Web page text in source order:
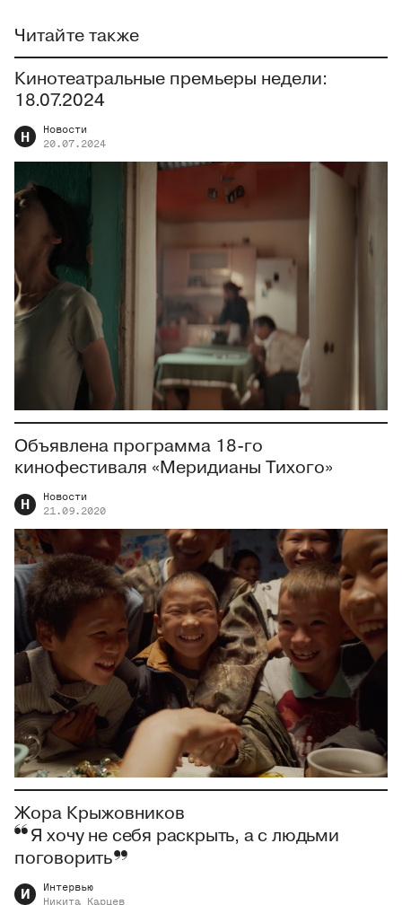
Читайте также
Кинотеатральные премьеры недели:
18.07.2024
Н
Новости
20.07.2024
Объявлена программа 18-го
кинофестиваля «Меридианы Тихого»
Н
Новости
21.09.2020
Жора Крыжовников
Я хочу не себя раскрыть, а с людьми
поговорить
И
Интервью
Никита
Карцев